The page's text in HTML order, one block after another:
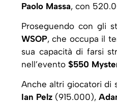
Paolo Massa, con
Proseguendo con gli
WSOP, che occupa il
sua capacità di farsi
nell’evento $550
Anche altri giocatori di
Ian Pelz (915.000),